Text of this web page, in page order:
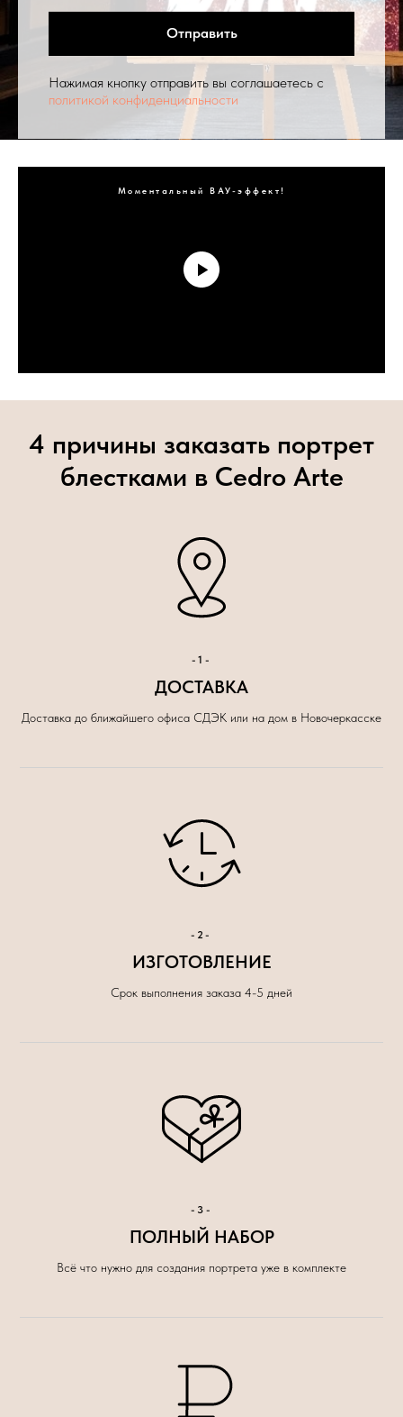
Отправить
Нажимая кнопку отправить вы соглашаетесь с
политикой конфиденциальности
Моментальный ВАУ-эффект!
4 причины заказать портрет
блестками в Cedro Arte
-1-
ДОСТАВКА
Доставка до ближайшего офиса СДЭК или на дом в Новочеркасске
-2-
ИЗГОТОВЛЕНИЕ
Срок выполнения заказа 4-5 дней
-3-
ПОЛНЫЙ НАБОР
Всё что нужно для создания портрета уже в комплекте